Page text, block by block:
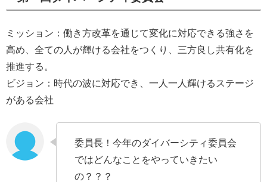
ミッション：働き方改革を通じて変化に対応できる強さを
高め、全ての人が輝ける会社をつくり、三方良し共有化を
推進する。
ビジョン：時代の波に対応でき、一人一人輝けるステージ
がある会社
委員長！今年のダイバーシティ委員会
ではどんなことをやっていきたい
の？？？